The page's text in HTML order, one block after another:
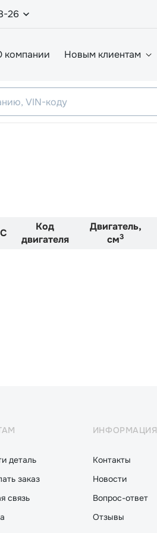
26
компании Новым клиентам
Код
двигателя
Двигатель,
см3
деталь
заказ
связь
ИНФОРМАЦИЯ
Контакты
Новости
Вопрос-ответ
Отзывы